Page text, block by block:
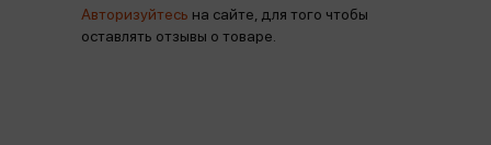
Авторизуйтесь на сайте, для того чтобы
оставлять отзывы о товаре.